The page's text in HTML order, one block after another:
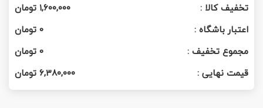
تخفیف کالا :
۱,۶۰۰,۰۰۰ تومان
اعتبار باشگاه :
0تومان
مجموع تخفیف :
0تومان
قیمت نهایی :
۶,۳۸۰,۰۰۰تومان